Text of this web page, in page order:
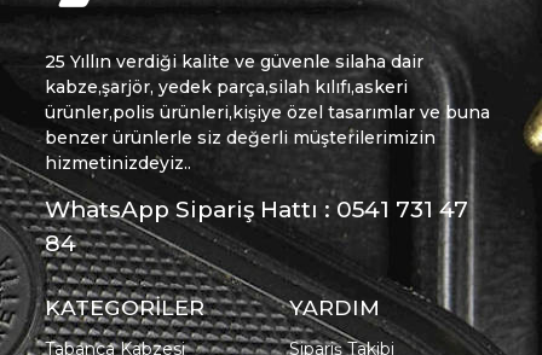
25 Yıllın verdiği kalite ve güvenle silaha dair
kabze,şarjör, yedek parça,silah kılıfı,askeri
ürünler,polis ürünleri,kişiye özel tasarımlar ve buna
benzer ürünlerle siz değerli müşterilerimizin
hizmetinizdeyiz..
WhatsApp Sipariş Hattı : 0541 731 47
84
KATEGORİLER
Tabanca Kabzesi
YARDIM
Sipariş Takibi